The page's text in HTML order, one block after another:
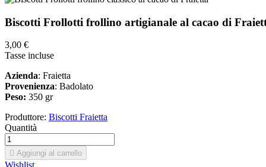
Biscotti Frollotti frollino artigianale al cacao di
3,00 €
Tasse incluse
Azienda: Fraietta
Provenienza: Badolato
Peso: 350 gr
Produttore: Biscotti Fraietta
Quantità
 Aggiungi al carrello